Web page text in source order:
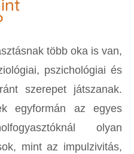
több oka is van,
pszichológiai és
szerepet játszanak.
egyformán az egyes
olyan
mint az impulzivitás,